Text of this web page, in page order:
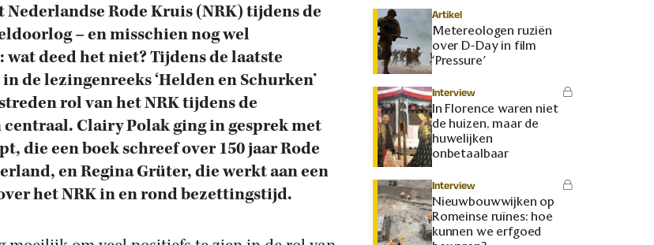
Nederlandse Rode Kruis (NRK) tijdens de
– en misschien nog wel
deed het niet? Tijdens de laatste
de lezingenreeks ‘Helden en Schurken’
rol van het NRK tijdens de
Clairy Polak ging in gesprek met
die een boek schreef over 150 jaar Rode
en Regina Grüter, die werkt aan een
het NRK in en rond bezettingstijd.
Artikel
Metereologen ruziën
over D-Day in film
‘Pressure’
Interview
In Florence waren niet
de huizen, maar de
huwelijken
onbetaalbaar
Interview
Nieuwbouwwijken op
Romeinse ruïnes: hoe
kunnen we erfgoed